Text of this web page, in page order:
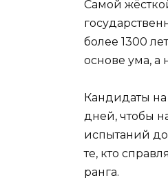
Самой
более 1300
основе ума, а
Кандидаты
дней, чтобы
испытаний
те, кто
ранга.